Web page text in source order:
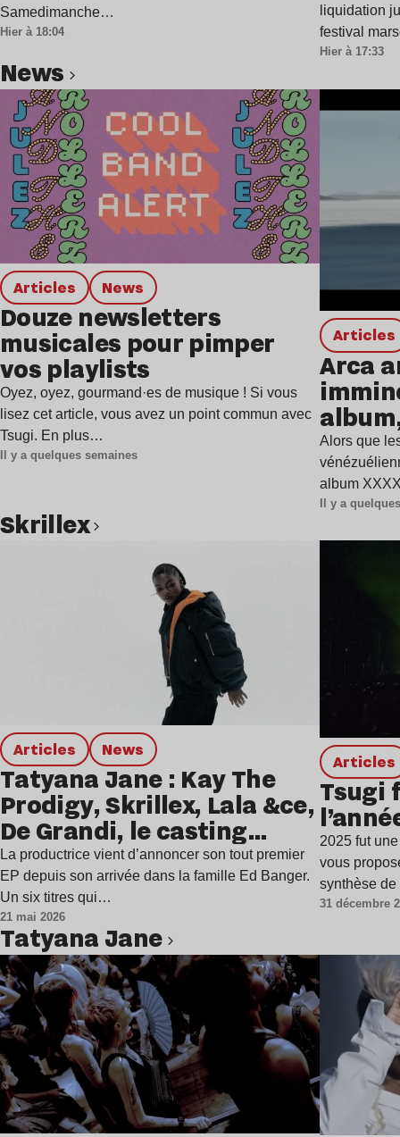
Samedimanche…
Hier à 18:04
liquidation
festival
Hier à 17:33
news
Articles news
Douze newsletters
musicales pour pimper
vos playlists
Oyez, oyez, gourmand·es de musique ! Si vous
lisez cet article, vous avez un point commun avec
Tsugi. En plus…
Il y a quelques semaines
Articles
Arca
Alors que
album
Il y a
Lire l’article
Skrillex
Articles news
Tatyana Jane : Kay The
Prodigy, Skrillex, Lala &ce,
De Grandi, le casting
excitant de son nouvel EP
“Discordia”
La productrice vient d’annoncer son tout premier
EP depuis son arrivée dans la famille Ed Banger.
Un six titres qui…
21 mai 2026
Articles
Tsugi
2025 fut
vous
synthèse
31 décembre
Tatyana Jane
Lire l’article